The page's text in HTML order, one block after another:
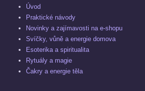
Úvod
Praktické návody
Novinky a zajímavosti na e-shopu
Svíčky, vůně a energie domova
Esoterika a spiritualita
Rytuály a magie
Čakry a energie těla